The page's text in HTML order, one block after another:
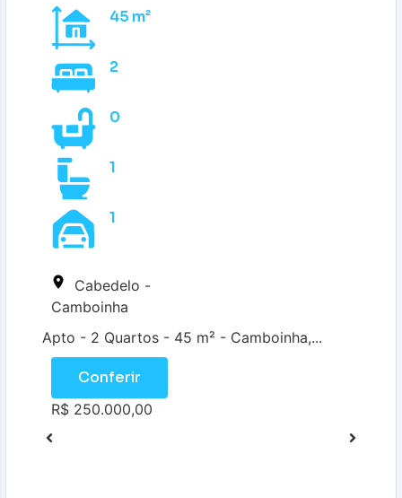
45 m²
2
0
1
1
Cabedelo -
Camboinha
Apto - 2 Quartos - 45 m² - Camboinha,...
Conferir
R$ 250.000,00